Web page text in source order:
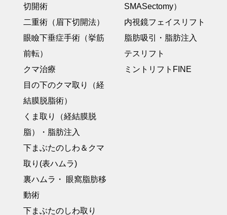
切開術
二重術（眉下切開法）
眼瞼下垂症手術（挙筋
前転）
クマ治療
目の下のクマ取り（経
結膜脱脂術）
くま取り（経結膜脱
脂）・脂肪注入
下まぶたのしわ＆クマ
取り(表ハムラ)
裏ハムラ・ 眼窩脂肪移
動術
下まぶたのしわ取り
SMASectomy）
内視鏡フェイスリフト
脂肪吸引・脂肪注入
テスリフト
ミントリフトFINE